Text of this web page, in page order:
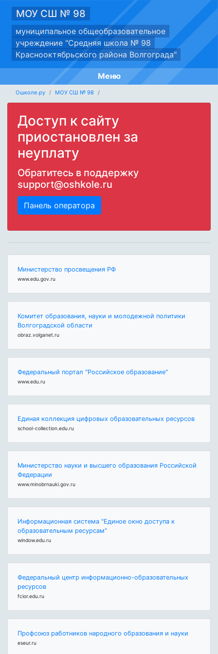
МОУ СШ № 98
муниципальное общеобразовательное
учреждение "Средняя школа № 98
Краснооктябрьского района Волгограда"
Меню
Ошколе.ру МОУ СШ № 98
Доступ к сайту
приостановлен за
неуплату
Обратитесь в поддержку
support@oshkole.ru
Панель оператора
Министерство просвещения РФ
www.edu.gov.ru
Комитет образования, науки и молодежной политики
Волгоградской области
obraz.volganet.ru
Федеральный портал "Российское образование"
www.edu.ru
Единая коллекция цифровых образовательных ресурсов
school-collection.edu.ru
Министерство науки и высшего образования Российской
Федерации
www.minobrnauki.gov.ru
Информационная система "Единое окно доступа к
образовательным ресурсам"
window.edu.ru
Федеральный центр информационно-образовательных
ресурсов
fcior.edu.ru
Профсоюз работников народного образования и науки
eseur.ru